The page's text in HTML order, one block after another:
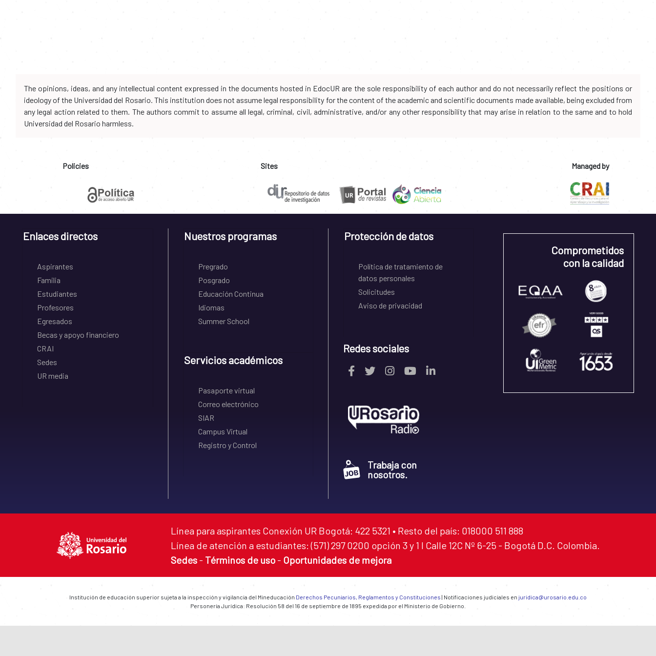
The opinions, ideas, and any intellectual content expressed in the documents hosted in EdocUR are the sole responsibility of each author and do not necessarily reflect the positions or
ideology of the Universidad del Rosario. This institution does not assume legal responsibility for the content of the academic and scientific documents made available, being excluded from
any legal action related to them. The authors commit to assume all legal, criminal, civil, administrative, and/or any other responsibility that may arise in relation to the same and to hold
Universidad del Rosario harmless.
Policies Sites Managed by
Enlaces directos
Aspirantes
Familia
Estudiantes
Profesores
Egresados
Becas y apoyo financiero
CRAI
Sedes
UR media
Nuestros programas
Pregrado
Posgrado
Educación Continua
Idiomas
Summer School
Servicios académicos
Pasaporte virtual
Correo electrónico
SIAR
Campus Virtual
Registro y Control
Protección de datos
Política de tratamiento de
datos personales
Solicitudes
Aviso de privacidad
Redes sociales
Trabaja con
nosotros.
Comprometidos
con la calidad
Línea para aspirantes Conexión UR Bogotá: 422 5321 • Resto del país: 018000 511 888
Línea de atención a estudiantes: (571) 297 0200 opción 3 y 1 I Calle 12C Nº 6-25 - Bogotá D.C. Colombia.
Sedes - Términos de uso - Oportunidades de mejora
Institución de educación superior sujeta a la inspección y vigilancia del Mineducación Derechos Pecuniarios, Reglamentos y Constituciones | Notificaciones judiciales en juridica@urosario.edu.co
Personería Jurídica: Resolución 58 del 16 de septiembre de 1895 expedida por el Ministerio de Gobierno.